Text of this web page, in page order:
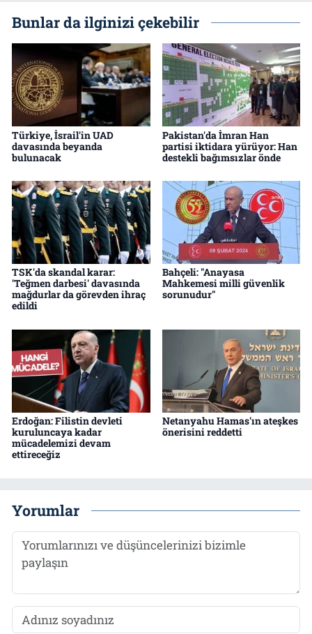
Bunlar da ilginizi çekebilir
Türkiye, İsrail'in UAD
davasında beyanda
bulunacak
Pakistan'da İmran Han
partisi iktidara yürüyor: Han
destekli bağımsızlar önde
TSK'da skandal karar:
'Teğmen darbesi' davasında
mağdurlar da görevden ihraç
edildi
Bahçeli: "Anayasa
Mahkemesi milli güvenlik
sorunudur"
Erdoğan: Filistin devleti
kuruluncaya kadar
mücadelemizi devam
ettireceğiz
Netanyahu Hamas'ın ateşkes
önerisini reddetti
Yorumlar